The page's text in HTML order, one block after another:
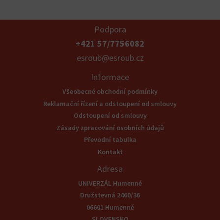
Podpora
+421 57/7756082
esroub@esroub.cz
Informace
Všeobecné obchodní podmínky
Reklamační řízení a odstoupení od smlouvy
Odstoupení od smlouvy
Zásady zpracování osobních údajů
Převodní tabulka
Kontakt
Adresa
UNIVERZÁL Humenné
Družstevná 2460/36
06601 Humenné